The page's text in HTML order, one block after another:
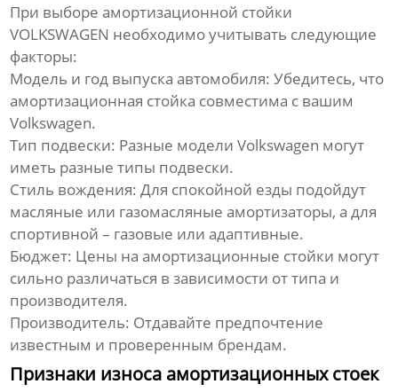
При выбореамортизационной стойки
VOLKSWAGEN необходимо учитывать следующие
факторы:
Модель и год выпуска автомобиля: Убедитесь, что
амортизационная стойка совместима с вашим
Volkswagen.
Тип подвески: Разные модели Volkswagen могут
иметь разные типы подвески.
Стиль вождения: Для спокойной езды подойдут
масляные или газомасляные амортизаторы, а для
спортивной – газовые или адаптивные.
Бюджет: Цены на амортизационные стойки могут
сильно различаться в зависимости от типа и
производителя.
Производитель: Отдавайте предпочтение
известным и проверенным брендам.
Признаки износа амортизационных стоек